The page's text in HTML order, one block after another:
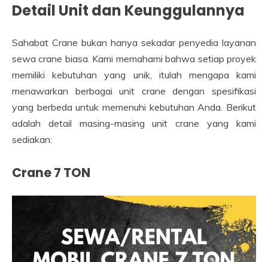
Detail Unit dan Keunggulannya
Sahabat Crane bukan hanya sekadar penyedia layanan
sewa crane biasa. Kami memahami bahwa setiap proyek
memiliki kebutuhan yang unik, itulah mengapa kami
menawarkan berbagai unit crane dengan spesifikasi
yang berbeda untuk memenuhi kebutuhan Anda. Berikut
adalah detail masing-masing unit crane yang kami
sediakan:
Crane 7 TON